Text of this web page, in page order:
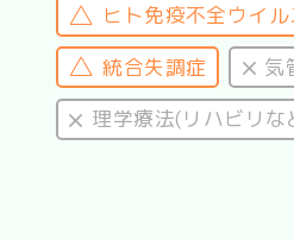
ヒト免疫不全ウイ
統合失調症
気
理学療法(リハビリな